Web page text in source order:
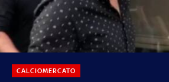
CALCIOMERCATO